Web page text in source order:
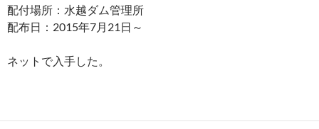
配付場所：水越ダム管理所
配布日：2015年7月21日～
ネットで入手した。